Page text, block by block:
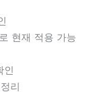
현재 적용 가능
인
리